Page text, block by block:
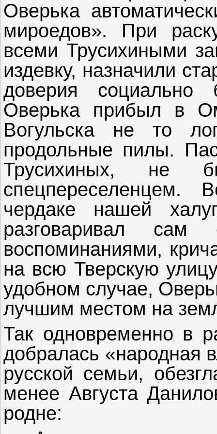
Оверька
мироедов». При
всеми Трусихиными
издевку, назначили
доверия социально
Оверька прибыл в
Вогульска не то
продольные пилы.
Трусихиных, не
чердаке нашей
разговаривал
воспоминаниями,
на всю Тверскую
удобном случае,
лучшим местом на
Так одновременно в
добралась «народная
русской семьи,
менее Августа
родне: